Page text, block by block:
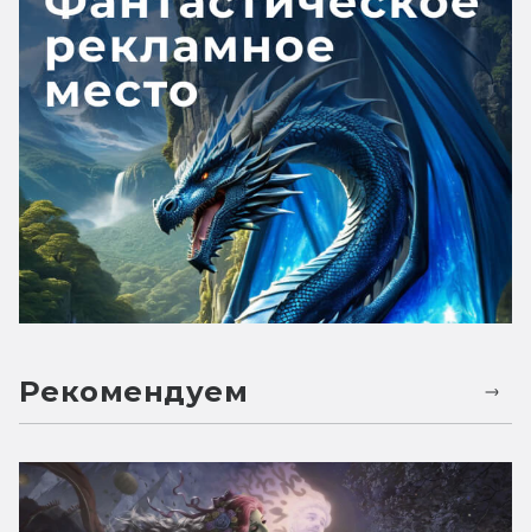
Рекомендуем